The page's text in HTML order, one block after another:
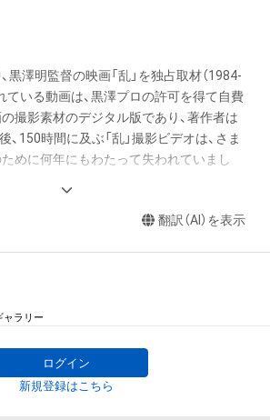
黒澤明監督の映画「乱」を独占取材（1984-
ている動画は、黒澤プロの許可を得て自費
撮影素材のデジタル版であり、著作者は
、150時間に及ぶ「乱」撮影ビデオは、さま
めに何年にもわたって失われていまし
ルアートNFTに変換されて販売していま
が可能です。
翻訳（AI）を表示
ャラリー
ログイン
新規登録はこちら